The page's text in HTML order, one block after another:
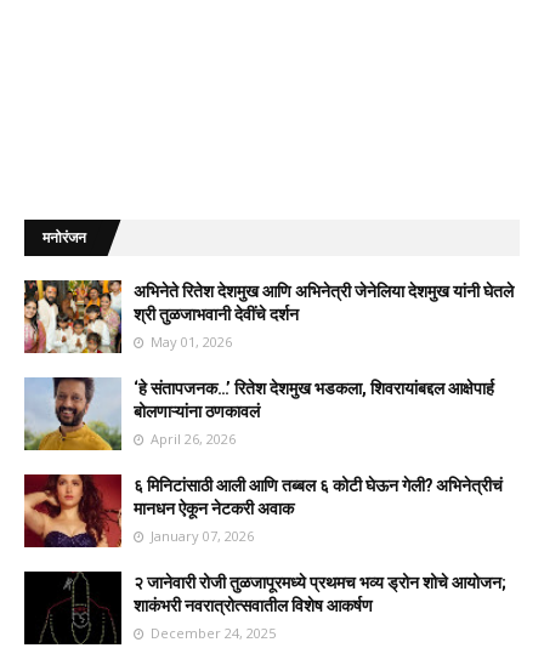
मनोरंजन
अभिनेते रितेश देशमुख आणि अभिनेत्री जेनेलिया देशमुख यांनी घेतले
श्री तुळजाभवानी देवींचे दर्शन
May 01, 2026
‘हे संतापजनक…’ रितेश देशमुख भडकला, शिवरायांबद्दल आक्षेपार्ह
बोलणाऱ्यांना ठणकावलं
April 26, 2026
६ मिनिटांसाठी आली आणि तब्बल ६ कोटी घेऊन गेली? अभिनेत्रीचं
मानधन ऐकून नेटकरी अवाक
January 07, 2026
२ जानेवारी रोजी तुळजापूरमध्ये प्रथमच भव्य ड्रोन शोचे आयोजन;
शाकंभरी नवरात्रोत्सवातील विशेष आकर्षण
December 24, 2025